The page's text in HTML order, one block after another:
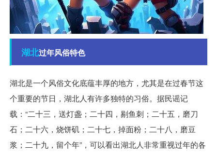
湖北过年风俗特色
湖北是一个风俗文化底蕴丰厚的地方，尤其是在过春节这
个重要的节日，湖北人有许多独特的习俗。据民谣记
载：“二十三，送灯盏；二十四，剔鱼刺；二十五，磨刀
石；二十六，烧饼矶；二十七，掉面粉；二十八，磨豆
浆；二十九，留个年”，可以看出湖北人非常重视过年的各